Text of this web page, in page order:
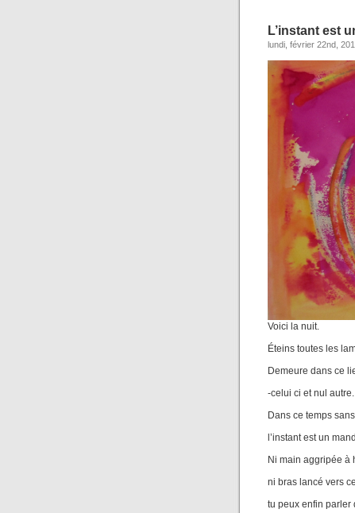
L’instant est
lundi, février 22nd,
Voici la nuit.
Éteins toutes les
Demeure dans ce
-celui ci et nul autre.
Dans ce temps
l’instant est un
Ni main aggripée à
ni bras lancé vers
tu peux enfin parler